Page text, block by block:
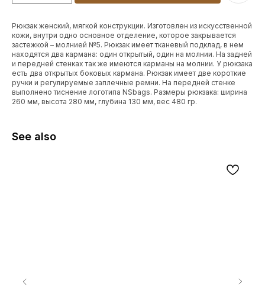
Рюкзак женский, мягкой конструкции. Изготовлен из искусственной
кожи, внутри одно основное отделение, которое закрывается
застежкой – молнией №5. Рюкзак имеет тканевый подклад, в нем
находятся два кармана: один открытый, один на молнии. На задней
и передней стенках так же имеются карманы на молнии. У рюкзака
есть два открытых боковых кармана. Рюкзак имеет две короткие
ручки и регулируемые заплечные ремни. На передней стенке
выполнено тиснение логотипа NSbags. Размеры рюкзака: ширина
260 мм, высота 280 мм, глубина 130 мм, вес 480 гр.
See also